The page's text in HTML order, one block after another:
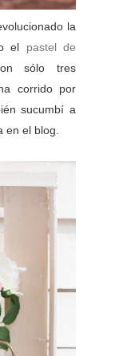
la
el pastel de
sólo tres
corrido por
sucumbí a
en el blog.